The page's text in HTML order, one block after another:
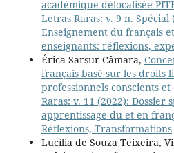
académique délocalisée
Letras Raras: v. 9 n.
Enseignement du français
enseignants: réflexions,
Érica Sarsur Câmara,
français basé sur les droits
professionnels conscients et
Raras: v. 11 (2022): Dossier
apprentissage du et en
Réflexions, Transformations
Lucília de Souza Teixeira,